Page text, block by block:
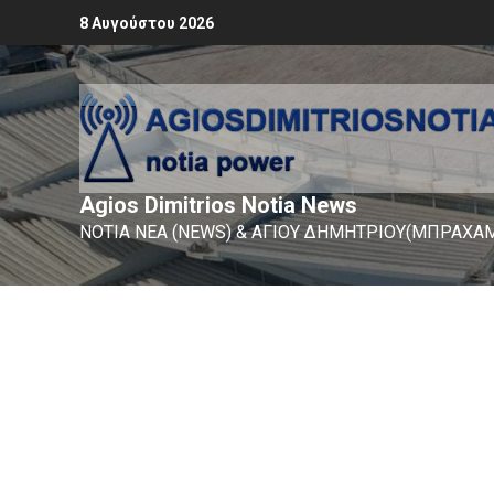
8 Αυγούστου 2026
Agios Dimitrios Notia News
ΝΟΤΙΑ ΝΕΑ (NEWS) & ΑΓΙΟΥ